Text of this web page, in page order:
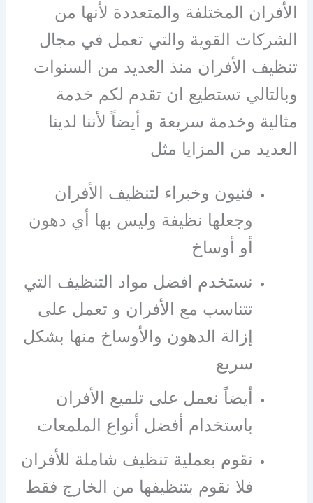
الأفران المختلفة والمتعددة لأنها من
الشركات القوية والتي تعمل في مجال
تنظيف الأفران منذ العديد من السنوات
وبالتالي تستطيع ان تقدم لكم خدمة
مثالية وخدمة سريعة و أيضاً لأننا لدينا
العديد من المزايا مثل
فنيون وخبراء لتنظيف الأفران
وجعلها نظيفة وليس بها أي دهون
أو أوساخ
نستخدم افضل مواد التنظيف التي
تتناسب مع الأفران و تعمل على
إزالة الدهون والأوساخ منها بشكل
سريع
أيضاً نعمل على تلميع الأفران
باستخدام أفضل أنواع الملمعات
نقوم بعملية تنظيف شاملة للأفران
فلا نقوم بتنظيفها من الخارج فقط